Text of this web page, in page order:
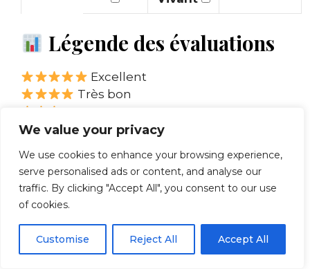
We value your privacy
We use cookies to enhance your browsing experience,
serve personalised ads or content, and analyse our
traffic. By clicking "Accept All", you consent to our use
of cookies.
Customise Reject All Accept All
Légende des évaluations
Excellent
Très bon
Moyen
Recommandation
personnalisée
Sélectionnez des critères pour obtenir une
recommandation adaptée à votre situation.